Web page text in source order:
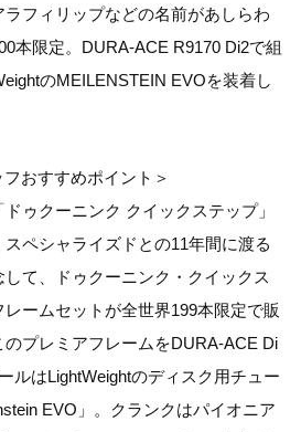
フィリップなどの名前があしらわ
本限定。DURA-ACE R9170 Di2で組
のMEILENSTEIN EVOを装着し
フおすすめポイント＞
ゥクーニンク クイックステップ」
ペシャライズドとの11年間に渡る
て、ドゥクーニンク・クイックス
ームセットが全世界199本限定で販
プレミアフレームをDURA-ACE Di
ルはLightWeightのディスク用チュー
EVO」。クランクはパイオニア